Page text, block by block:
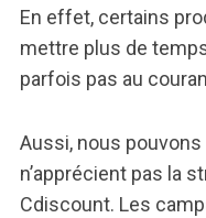
En effet, certains
mettre plus de
parfois pas au
Aussi, nous
n’apprécient pas la
Cdiscount. Les